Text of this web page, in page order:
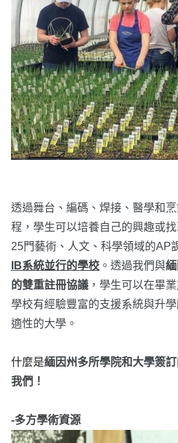
透過舞台、編碼、焊接、醫學和
程，學生可以培養自己的興趣或
25門藝術、人文、科學領域的AP
IB系統並行的學校 。透過我們與
的雙重註冊協議 ，學生可以在畢
學校有經驗豐富的支援系統與升
適性的大學。
什麼是緬因州多所學院和大學簽
我們！
-多方學術資源